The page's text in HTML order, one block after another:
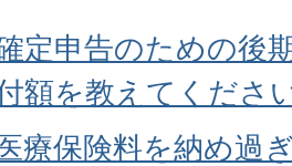
定申告のための後
額を教えてくださ
療保険料を納め過